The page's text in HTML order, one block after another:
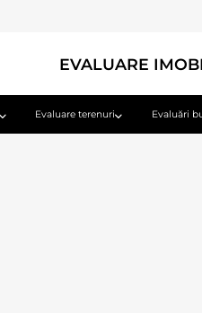
EVALUARE
Evaluare terenuri Evaluări